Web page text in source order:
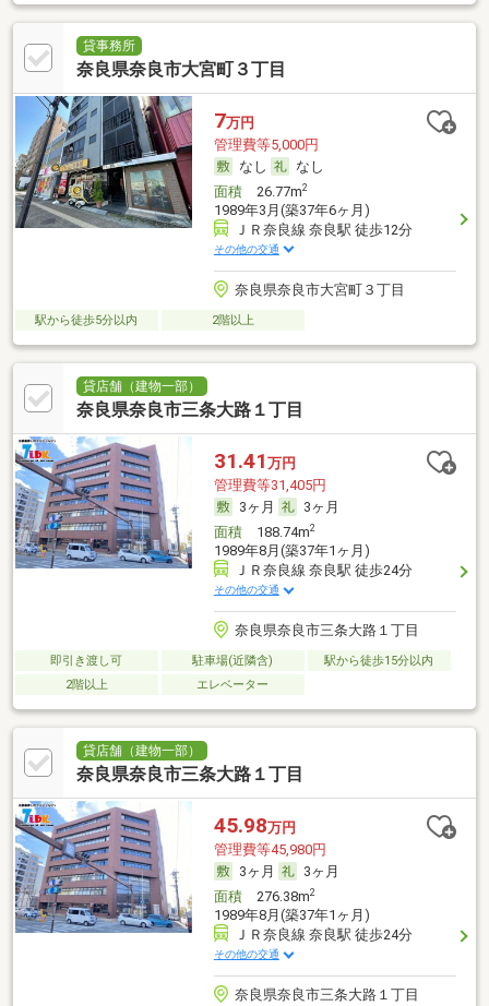
貸事務所
奈良県奈良市大宮町３丁目
7万円
管理費等5,000円
なし
なし
面積26.77m2
1989年3月(築37年6ヶ月)
ＪＲ奈良線 奈良駅 徒歩12分
その他の交通
奈良県奈良市大宮町３丁目
駅から徒歩5分以内 2階以上
貸店舗（建物一部）
奈良県奈良市三条大路１丁目
31.41 万円
管理費等31,405円
3ヶ月
3ヶ月
面積188.74m2
1989年8月(築37年1ヶ月)
ＪＲ奈良線 奈良駅 徒歩24分
その他の交通
奈良県奈良市三条大路１丁目
即引き渡し可 駐車場(近隣含)
駅から徒歩15分以内
2階以上
エレベーター
貸店舗（建物一部）
奈良県奈良市三条大路１丁目
45.98万円
管理費等45,980円
3ヶ月
3ヶ月
面積276.38m2
1989年8月(築37年1ヶ月)
ＪＲ奈良線 奈良駅 徒歩24分
その他の交通
奈良県奈良市三条大路１丁目